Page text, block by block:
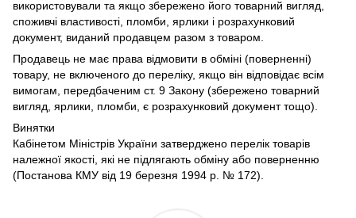
використовували та якщо збережено його товарний вигляд,
споживчі властивості, пломби, ярлики і розрахунковий
документ, виданий продавцем разом з товаром.
Продавець не має права відмовити в обміні (поверненні)
товару, не включеного до переліку, якщо він відповідає всім
вимогам, передбаченим ст. 9 Закону (збережено товарний
вигляд, ярлики, пломби, є розрахунковий документ тощо).
Винятки
Кабінетом Міністрів України затверджено перелік товарів
належної якості, які не підлягають обміну або поверненню
(Постанова КМУ від 19 березня 1994 р. № 172).